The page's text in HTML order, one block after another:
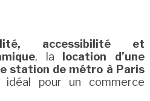
accessibilité et
, la
location d’une
station de métro à Paris
pour un commerce